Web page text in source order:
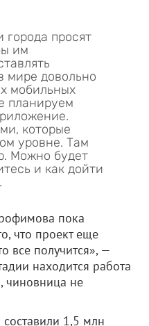
просят
им
мире довольно
мобильных
планируем
которые
уровне. Там
Можно будет
и как дойти
пока
что проект еще
все получится», —
находится работа
чиновница не
1,5 млн